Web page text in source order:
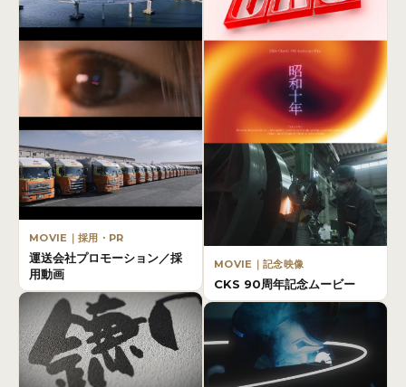
MOVIE｜採用・PR
運送会社プロモーション／採
用動画
MOVIE｜記念映像
CKS 90周年記念ムービー